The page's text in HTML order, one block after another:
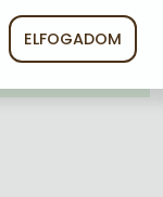
ELFOGADOM